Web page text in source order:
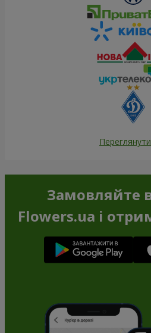
Замовляйте
Flowers.ua і